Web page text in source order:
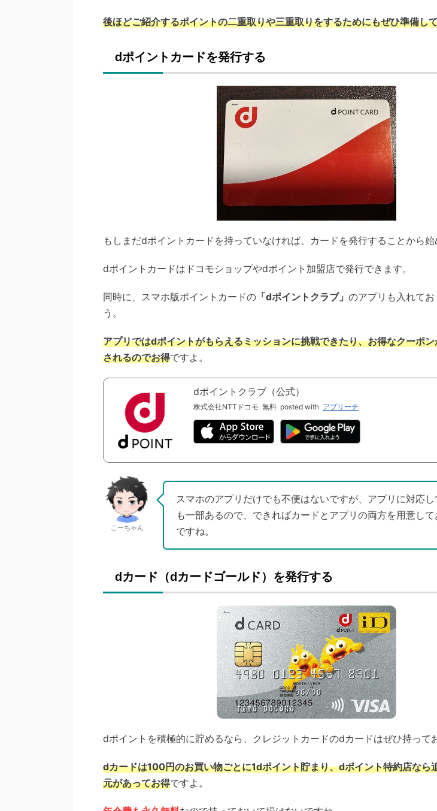
後ほどご紹介するポイントの二重取りや三重取りをするためにもぜひ準備し
dポイントカードを発行する
もしまだdポイントカードを持っていなければ、カードを発行することから始
dポイントカードはドコモショップやdポイント加盟店で発行できます。
同時に、スマホ版ポイントカードの 「dポイントクラブ」 のアプリも入れてお
う。
アプリではdポイントがもらえるミッションに挑戦できたり、お得なクーポ
されるのでお得ですよ。
dポイントクラブ（公式）
株式会社NTTドコモ 無料 posted with アプリーチ
こーちゃん
スマホのアプリだけでも不便はないですが、アプリに対応
も一部あるので、できればカードとアプリの両方を用意し
ですね。
dカード（dカードゴールド）を発行する
dポイントを積極的に貯めるなら、クレジットカードのdカードはぜひ持って
dカードは100円のお買い物ごとに1dポイント貯まり、dポイント特約店なら
元があってお得ですよ。